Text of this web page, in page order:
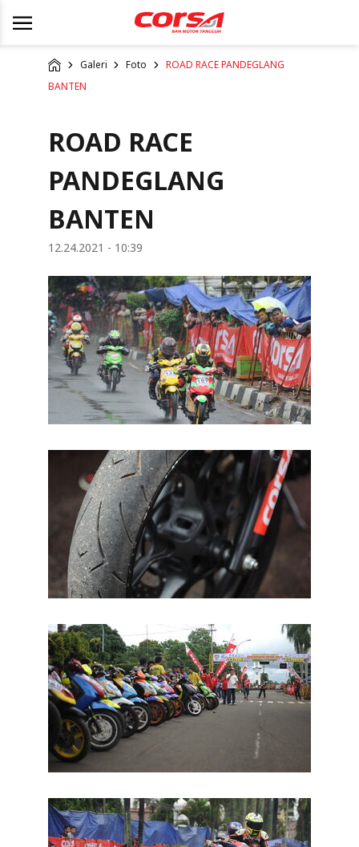
Galeri Foto
ROAD RACE PANDEGLANG
BANTEN
ROAD RACE
PANDEGLANG
BANTEN
12.24.2021 - 10:39